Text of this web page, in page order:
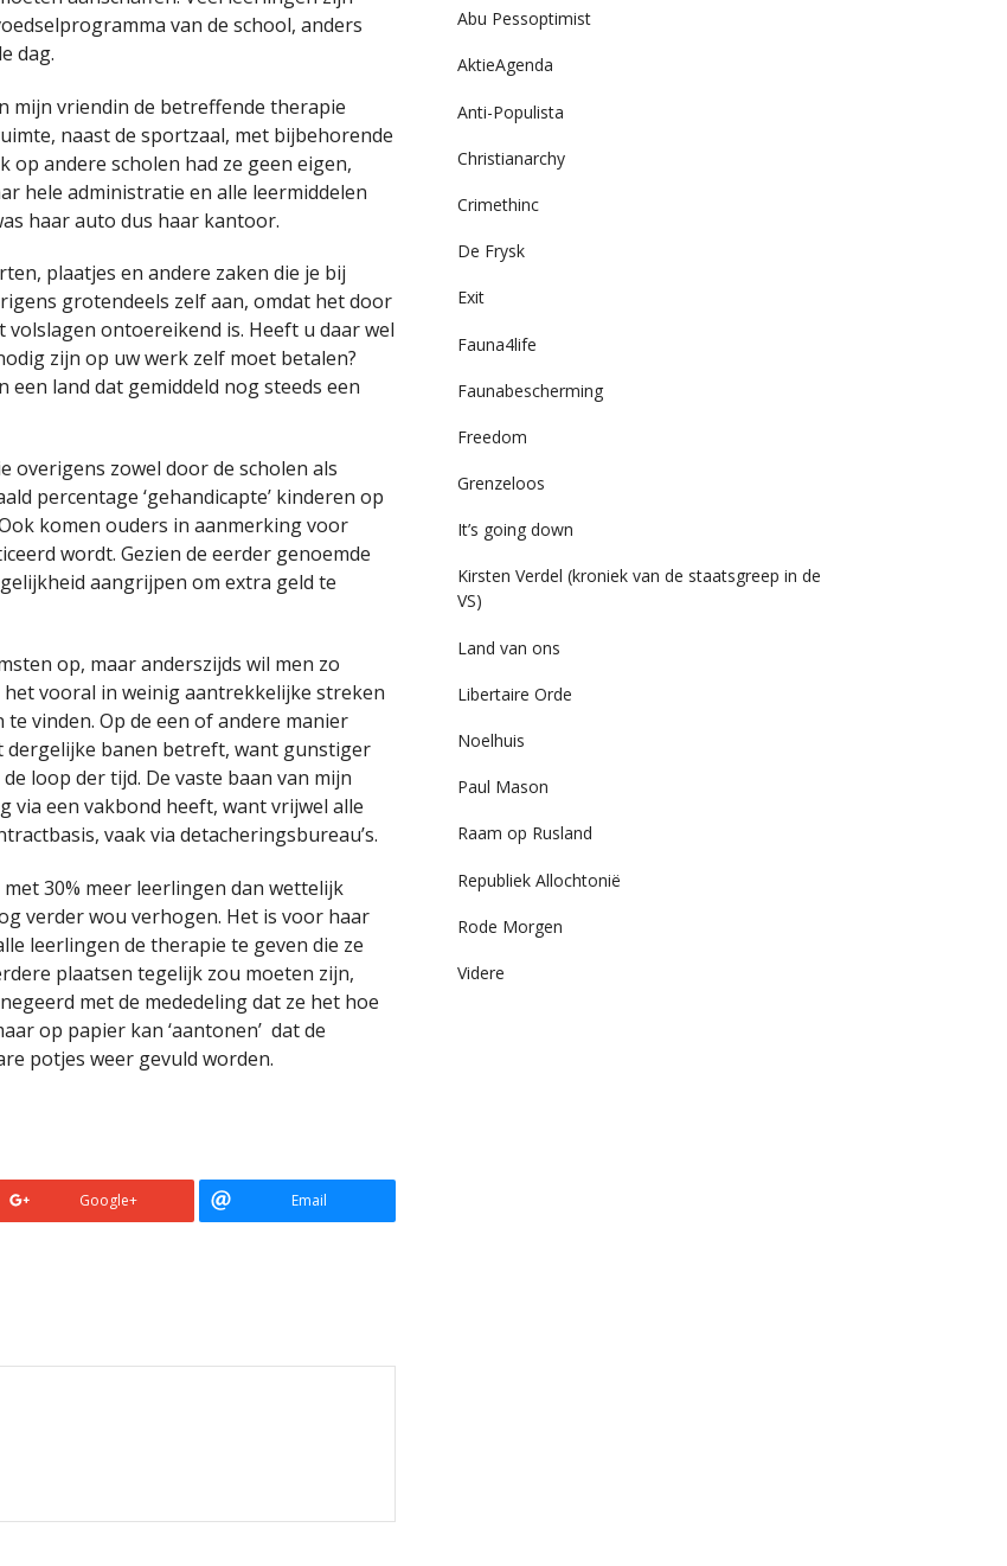
van de school, anders
dag.
mijn vriendin de betreffende therapie
naast de sportzaal, met bijbehorende
op andere scholen had ze geen eigen,
hele administratie en alle leermiddelen
haar auto dus haar kantoor.
plaatjes en andere zaken die je bij
grotendeels zelf aan, omdat het door
ontoereikend is. Heeft u daar wel
zijn op uw werk zelf moet betalen?
land dat gemiddeld nog steeds een
zowel door de scholen als
percentage ‘gehandicapte’ kinderen op
komen ouders in aanmerking voor
wordt. Gezien de eerder genoemde
aangrijpen om extra geld te
op, maar anderszijds wil men zo
vooral in weinig aantrekkelijke streken
vinden. Op de een of andere manier
dergelijke banen betreft, want gunstiger
loop der tijd. De vaste baan van mijn
via een vakbond heeft, want vrijwel alle
vaak via detacheringsbureau’s.
30% meer leerlingen dan wettelijk
verder wou verhogen. Het is voor haar
leerlingen de therapie te geven die ze
plaatsen tegelijk zou moeten zijn,
met de mededeling dat ze het hoe
op papier kan ‘aantonen’ dat de
potjes weer gevuld worden.
Google+ Email
Abu Pessoptimist
AktieAgenda
Anti-Populista
Christianarchy
Crimethinc
De Frysk
Exit
Fauna4life
Faunabescherming
Freedom
Grenzeloos
It’s going down
Kirsten Verdel (kroniek van de staatsgreep in de
VS)
Land van ons
Libertaire Orde
Noelhuis
Paul Mason
Raam op Rusland
Republiek Allochtonië
Rode Morgen
Videre